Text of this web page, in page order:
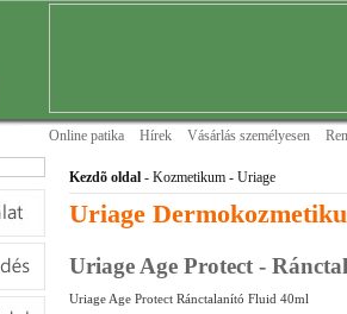
Online patika Hírek Vásárlás személyesen
Kezdõ oldal - Kozmetikum - Uriage
Uriage
Uriage Age Protect -
Uriage Age Protect Ránctalanító Fluid 40ml